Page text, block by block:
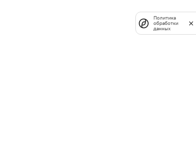
Политика
обработки
данных